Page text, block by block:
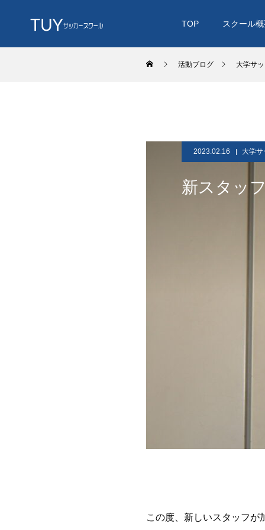
TOP スクール
活動ブログ 大学サ
2023.02.16 大学
新スタッ
この度、新しいスタッフが